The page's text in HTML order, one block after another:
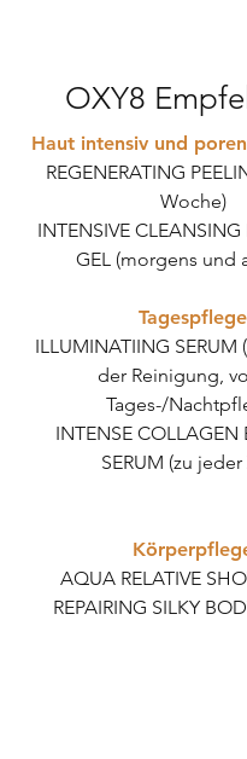
OXY8
Haut intensiv und
REGENERATING
Woche)
INTENSIVE
GEL (morgens und
Tagespflege
ILLUMINATIING SERUM
der Reinigung,
Tages-/
INTENSE COLLAGEN
SERUM (zu
AQUA RELATIVE
REPAIRING SILKY